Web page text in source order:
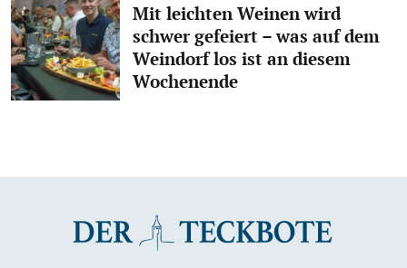
Mit leichten Weinen wird
schwer gefeiert – was auf dem
Weindorf los ist an diesem
Wochenende